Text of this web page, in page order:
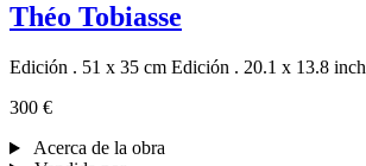
Théo Tobiasse
Edición . 51 x 35 cm Edición . 20.1 x 13.8 inch
300 €
Acerca de la obra